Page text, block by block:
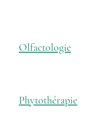
Olfactologie
Phytothérapie